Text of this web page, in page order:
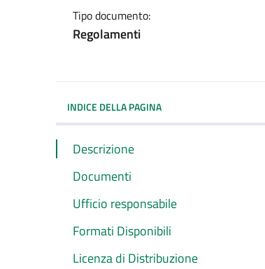
Tipo documento:
Regolamenti
INDICE DELLA PAGINA
Descrizione
Documenti
Ufficio responsabile
Formati Disponibili
Licenza di Distribuzione